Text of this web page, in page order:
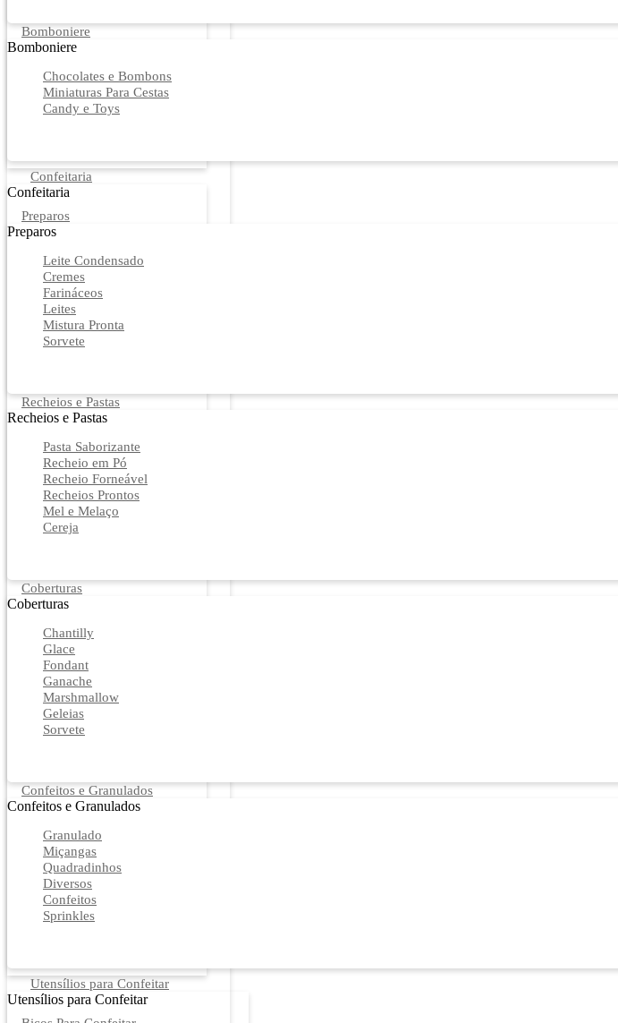
Bomboniere
Bomboniere
Chocolates e Bombons
Miniaturas Para Cestas
Candy e Toys
Confeitaria
Confeitaria
Preparos
Preparos
Leite Condensado
Cremes
Farináceos
Leites
Mistura Pronta
Sorvete
Recheios e Pastas
Recheios e Pastas
Pasta Saborizante
Recheio em Pó
Recheio Forneável
Recheios Prontos
Mel e Melaço
Cereja
Coberturas
Coberturas
Chantilly
Glace
Fondant
Ganache
Marshmallow
Geleias
Sorvete
Confeitos e Granulados
Confeitos e Granulados
Granulado
Miçangas
Quadradinhos
Diversos
Confeitos
Sprinkles
Utensílios para Confeitar
Utensílios para Confeitar